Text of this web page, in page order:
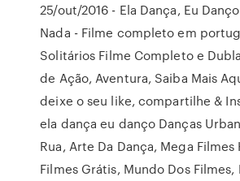
25/out/2016 - Ela Dança, Eu
Nada - Filme completo em
Solitários Filme Completo e
de Ação, Aventura, Saiba Mais
deixe o seu like, compartilhe &
ela dança eu danço Danças
Rua, Arte Da Dança, Mega
Filmes Grátis, Mundo Dos